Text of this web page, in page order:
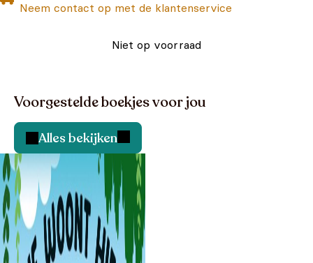
Neem contact op met de klantenservice
Niet op voorraad
Voorgestelde boekjes voor jou
Alles bekijken